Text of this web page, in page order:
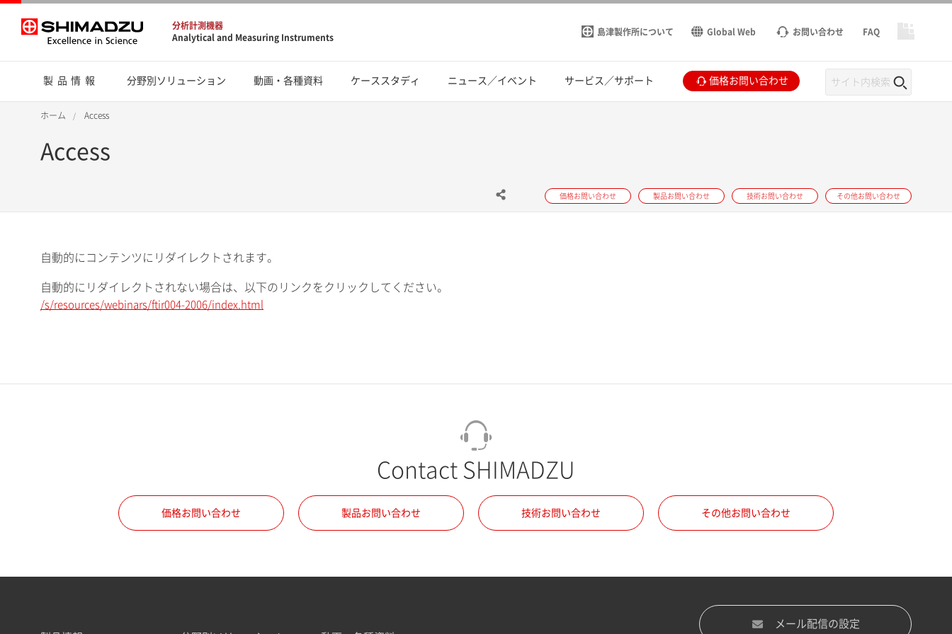
分析計測機器
Analytical and Measuring Instruments
島津製作所について Global Web お問い合わせ FAQ
製品情報 分野別ソリューション 動画・各種資料 ケーススタディ ニュース／イベント サービス／サポート 価格お問い合わせ
ホーム Access
Access
価格お問い合わせ 製品お問い合わせ 技術お問い合わせ その他お問い合わせ
自動的にコンテンツにリダイレクトされます。
自動的にリダイレクトされない場合は、以下のリンクをクリックしてください。
/s/resources/webinars/ftir004-2006/index.html
Contact SHIMADZU
価格お問い合わせ 製品お問い合わせ 技術お問い合わせ その他お問い合わせ
メール配信の設定